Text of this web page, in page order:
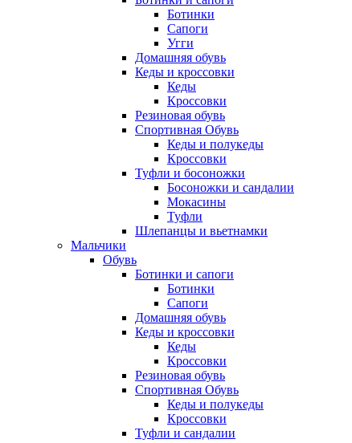
Ботинки
Сапоги
Угги
Домашняя обувь
Кеды и кроссовки
Кеды
Кроссовки
Резиновая обувь
Спортивная Обувь
Кеды и полукеды
Кроссовки
Туфли и босоножки
Босоножки и сандалии
Мокасины
Туфли
Шлепанцы и вьетнамки
Мальчики
Обувь
Ботинки и сапоги
Ботинки
Сапоги
Домашняя обувь
Кеды и кроссовки
Кеды
Кроссовки
Резиновая обувь
Спортивная Обувь
Кеды и полукеды
Кроссовки
Туфли и сандалии